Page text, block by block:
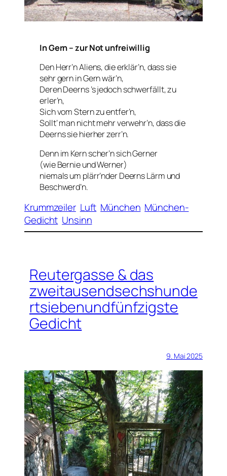
In Gern – zur Not unfreiwillig
Den Herr’n Aliens, die erklär’n, dass sie
sehr gern in Gern wär’n,
Deren Deerns ’s jedoch schwerfällt, zu
erler’n,
Sich vom Stern zu entfer’n,
Sollt‘ man nicht mehr verwehr’n, dass die
Deerns sie hierher zerr’n.
Denn im Kern scher’n sich Gerner
(wie Bernie und Werner)
niemals um plärr’nder Deerns Lärm und
Beschwerd’n.
Krummzeiler Luft München München-
Gedicht Unsinn
Reutergasse & das
zweitausendsechshunde
rtsiebenundfünfzigste
Gedicht
9. Mai 2025